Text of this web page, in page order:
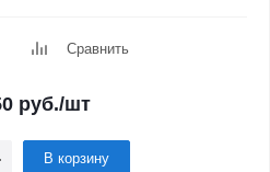
Сравнить
руб./шт
В корзину